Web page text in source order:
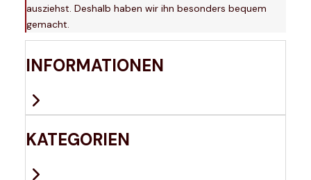
ausziehst. Deshalb haben wir ihn besonders bequem
gemacht.
INFORMATIONEN
KATEGORIEN